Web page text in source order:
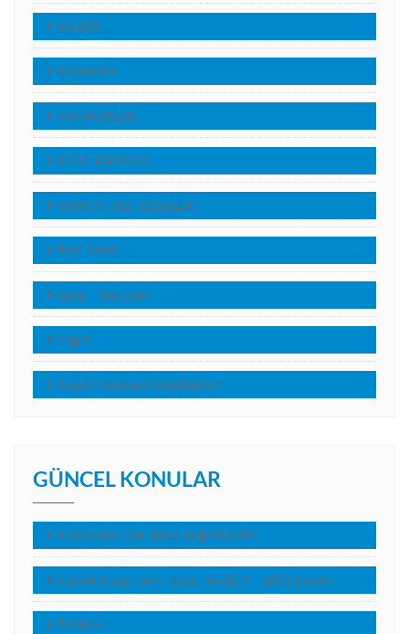
MEDYA
Makaleler
TANIKLIKLAR
Kilise Adresleri
GÖRÜNTÜLÜ DERSLER
Bize Yazın
Giriş – Register
Login
Nasıl Hristiyan Olabilirim?
GÜNCEL KONULAR
Kuşlardan çok daha değerlisiniz!
Kutsal Kitap Tanrı Sözü müdür? – John Calvin
Tanıklık